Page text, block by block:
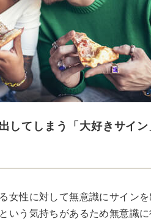
てしまう「大好きサイン
女性に対して無意識にサインを
いう気持ちがあるため無意識